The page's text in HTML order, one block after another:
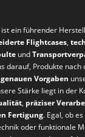
ist ein führender
Flightcases,
und
darauf, Produkte nach
Vorgaben
Stärke liegt in der
, präziser
Fertigung. Egal, ob
oder funktionale